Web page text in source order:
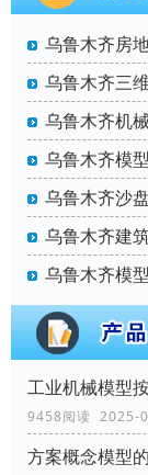
乌鲁木齐房
乌鲁木齐三
乌鲁木齐机
乌鲁木齐模
乌鲁木齐沙
乌鲁木齐建
乌鲁木齐模
工业机械模型
9458阅读 2025-
方案概念模型